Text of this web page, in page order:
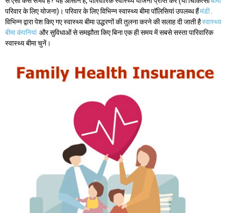
परिवार के लिए योजना)। परिवार के लिए विभिन्न स्वास्थ्य बीमा पॉलिसियां उपलब्ध हैंमंडी.
विभिन्न द्वारा पेश किए गए स्वास्थ्य बीमा उद्धरणों की तुलना करने की सलाह दी जाती हैस्वास्थ्य
बीमा कंपनियां और सुविधाओं से समझौता किए बिना एक ही समय में सबसे सस्ता पारिवारिक
स्वास्थ्य बीमा चुनें।